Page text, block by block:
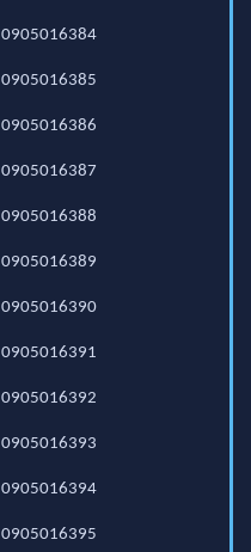
0905016384
0905016385
0905016386
0905016387
0905016388
0905016389
0905016390
0905016391
0905016392
0905016393
0905016394
0905016395